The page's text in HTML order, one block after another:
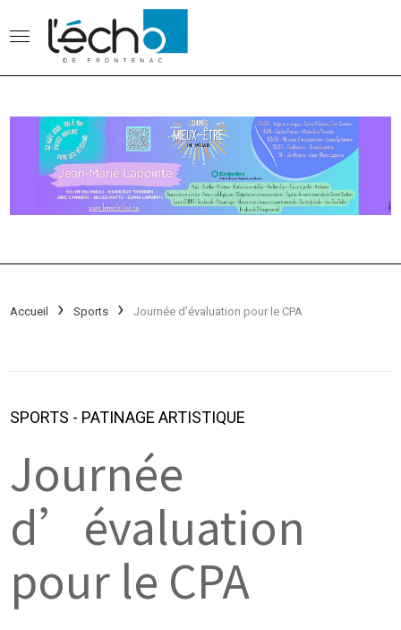
Accueil Sports Journée d’évaluation pour le CPA
SPORTS - PATINAGE ARTISTIQUE
Journée
d’évaluation
pour le CPA